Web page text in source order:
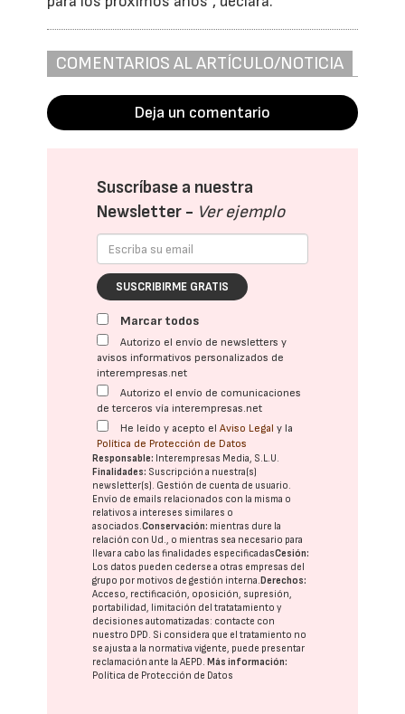
COMENTARIOS AL ARTÍCULO/NOTICIA
Deja un comentario
Suscríbase a nuestra
Newsletter - Ver ejemplo
SUSCRIBIRME GRATIS
Marcar todos
Autorizo el envío de newsletters y
avisos informativos personalizados de
interempresas.net
Autorizo el envío de comunicaciones
de terceros vía interempresas.net
He leído y acepto elAviso Legal y la
Política de Protección de Datos
Responsable: Interempresas Media, S.L.U.
Finalidades: Suscripción a nuestra(s)
newsletter(s). Gestión de cuenta de usuario.
Envío de emails relacionados con la misma o
relativos a intereses similares o
asociados.Conservación: mientras dure la
relación con Ud., o mientras sea necesario para
llevar a cabo las finalidades especificadasCesión:
Los datos pueden cederse a otras empresas del
grupo por motivos de gestión interna. Derechos:
Acceso, rectificación, oposición, supresión,
portabilidad, limitación del tratatamiento y
decisiones automatizadas: contacte con
nuestro DPD. Si considera que el tratamiento no
se ajusta a la normativa vigente, puede presentar
reclamación ante laAEPD. Más información:
Política de Protección de Datos